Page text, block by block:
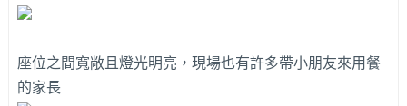
座位之間寬敞且燈光明亮，現場也有許多帶小朋友來用餐
的家長